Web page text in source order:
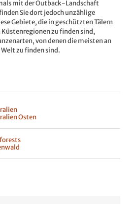
mit der Outback-Landschaft
Sie dort jedoch unzählige
Gebiete, die in geschützten Tälern
Küstenregionen zu finden sind,
von denen die meisten an
zu finden sind.
Osten